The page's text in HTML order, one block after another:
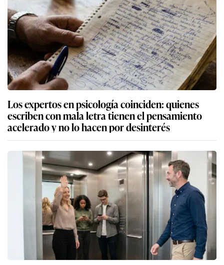
Los expertos en psicología coinciden: quienes
escriben con mala letra tienen el pensamiento
acelerado y no lo hacen por desinterés